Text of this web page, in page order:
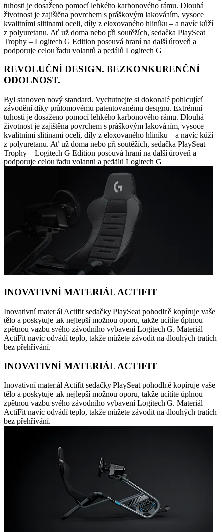
tuhosti je dosaženo pomocí lehkého karbonového rámu. Dlouhá
životnost je zajištěna povrchem s práškovým lakováním, vysoce
kvalitními slitinami oceli, díly z eloxovaného hliníku – a navíc kůží
z polyuretanu. Ať už doma nebo při soutěžích, sedačka PlaySeat
Trophy – Logitech G Edition posouvá hraní na další úroveň a
podporuje celou řadu volantů a pedálů Logitech G
REVOLUČNÍ DESIGN. BEZKONKURENČNÍ
ODOLNOST.
Byl stanoven nový standard. Vychutnejte si dokonalé pohlcující
závodění díky průlomovému patentovanému designu. Extrémní
tuhosti je dosaženo pomocí lehkého karbonového rámu. Dlouhá
životnost je zajištěna povrchem s práškovým lakováním, vysoce
kvalitními slitinami oceli, díly z eloxovaného hliníku – a navíc kůží
z polyuretanu. Ať už doma nebo při soutěžích, sedačka PlaySeat
Trophy – Logitech G Edition posouvá hraní na další úroveň a
podporuje celou řadu volantů a pedálů Logitech G
INOVATIVNÍ MATERIÁL ACTIFIT
Inovativní materiál Actifit sedačky PlaySeat pohodlně kopíruje vaše
tělo a poskytuje tak nejlepší možnou oporu, takže ucítíte úplnou
zpětnou vazbu svého závodního vybavení Logitech G. Materiál
ActiFit navíc odvádí teplo, takže můžete závodit na dlouhých tratích
bez přehřívání.
INOVATIVNÍ MATERIÁL ACTIFIT
Inovativní materiál Actifit sedačky PlaySeat pohodlně kopíruje vaše
tělo a poskytuje tak nejlepší možnou oporu, takže ucítíte úplnou
zpětnou vazbu svého závodního vybavení Logitech G. Materiál
ActiFit navíc odvádí teplo, takže můžete závodit na dlouhých tratích
bez přehřívání.